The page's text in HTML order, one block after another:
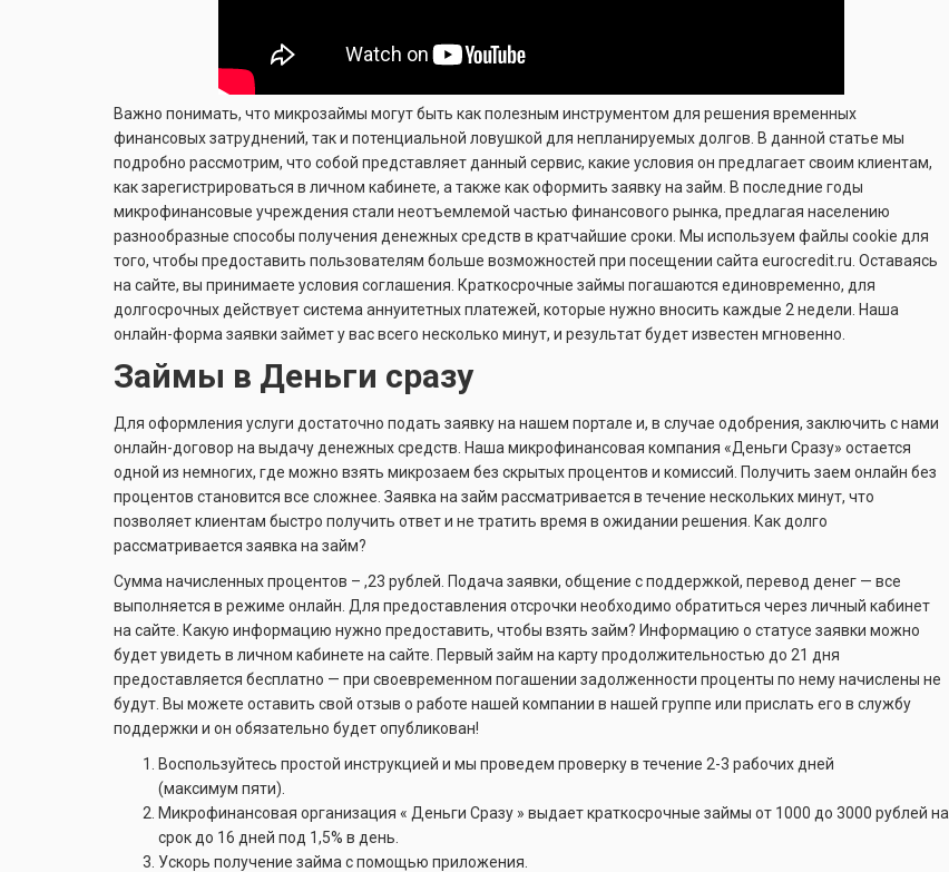
Важно понимать, что микрозаймы могут быть как полезным инструментом для решения временных
финансовых затруднений, так и потенциальной ловушкой для непланируемых долгов. В данной статье мы
подробно рассмотрим, что собой представляет данный сервис, какие условия он предлагает своим клиентам,
как зарегистрироваться в личном кабинете, а также как оформить заявку на займ. В последние годы
микрофинансовые учреждения стали неотъемлемой частью финансового рынка, предлагая населению
разнообразные способы получения денежных средств в кратчайшие сроки. Мы используем файлы cookie для
того, чтобы предоставить пользователям больше возможностей при посещении сайта eurocredit.ru. Оставаясь
на сайте, вы принимаете условия соглашения. Краткосрочные займы погашаются единовременно, для
долгосрочных действует система аннуитетных платежей, которые нужно вносить каждые 2 недели. Наша
онлайн-форма заявки займет у вас всего несколько минут, и результат будет известен мгновенно.
Займы в Деньги сразу
Для оформления услуги достаточно подать заявку на нашем портале и, в случае одобрения, заключить с нами
онлайн-договор на выдачу денежных средств. Наша микрофинансовая компания «Деньги Сразу» остается
одной из немногих, где можно взять микрозаем без скрытых процентов и комиссий. Получить заем онлайн без
процентов становится все сложнее. Заявка на займ рассматривается в течение нескольких минут, что
позволяет клиентам быстро получить ответ и не тратить время в ожидании решения. Как долго
рассматривается заявка на займ?
Сумма начисленных процентов – ,23 рублей. Подача заявки, общение с поддержкой, перевод денег — все
выполняется в режиме онлайн. Для предоставления отсрочки необходимо обратиться через личный кабинет
на сайте. Какую информацию нужно предоставить, чтобы взять займ? Информацию о статусе заявки можно
будет увидеть в личном кабинете на сайте. Первый займ на карту продолжительностью до 21 дня
предоставляется бесплатно — при своевременном погашении задолженности проценты по нему начислены не
будут. Вы можете оставить свой отзыв о работе нашей компании в нашей группе или прислать его в службу
поддержки и он обязательно будет опубликован!
Воспользуйтесь простой инструкцией и мы проведем проверку в течение 2-3 рабочих дней
(максимум пяти).
Микрофинансовая организация « Деньги Сразу » выдает краткосрочные займы от 1000 до 3000 рублей на
срок до 16 дней под 1,5% в день.
Ускорь получение займа с помощью приложения.